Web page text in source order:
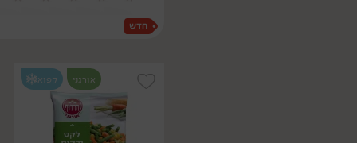
אורגני קפוא